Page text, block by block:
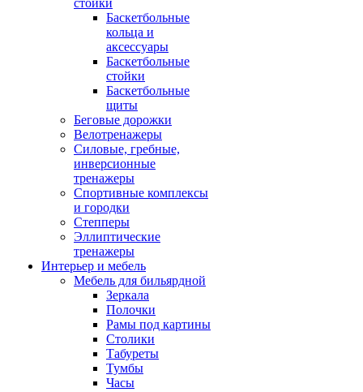
стойки
Баскетбольные
кольца и
аксессуары
Баскетбольные
стойки
Баскетбольные
щиты
Беговые дорожки
Велотренажеры
Силовые, гребные,
инверсионные
тренажеры
Спортивные комплексы
и городки
Степперы
Эллиптические
тренажеры
Интерьер и мебель
Мебель для бильярдной
Зеркала
Полочки
Рамы под картины
Столики
Табуреты
Тумбы
Часы